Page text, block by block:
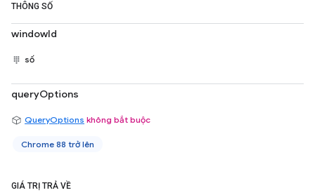
THÔNG SỐ
windowId
số
queryOptions
QueryOptions không bắt buộc
Chrome 88 trở lên
GIÁ TRỊ TRẢ VỀ